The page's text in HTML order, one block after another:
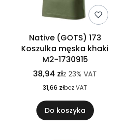
Native (GOTS) 173
Koszulka męska khaki
M2-1730915
38,94 złz 23% VAT
31,66 złbez VAT
Do koszyka